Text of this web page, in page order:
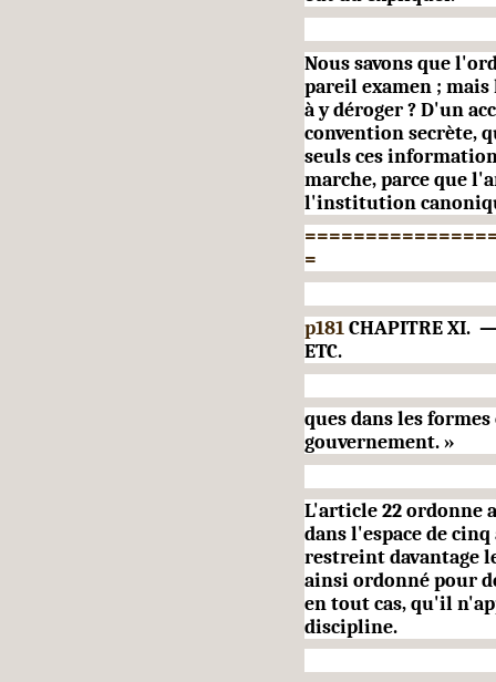
Nous savons que
pareil examen ;
à y déroger ? D'un
convention secrète,
seuls ces
marche, parce que
l'institution
=
p181CHAPITRE XI.
ETC.
ques dans les
gouverne­ment. »
L'article 22 ordonne
dans l'espace de
restreint davantage
ainsi ordonné pour
en tout cas, qu'il
discipline.